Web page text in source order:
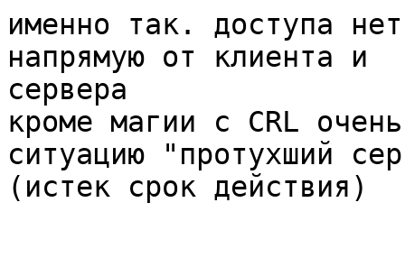
именно так. доступа
напрямую от клиента и
сервера
кроме магии с CRL
ситуацию "протухший
(истек срок действия)